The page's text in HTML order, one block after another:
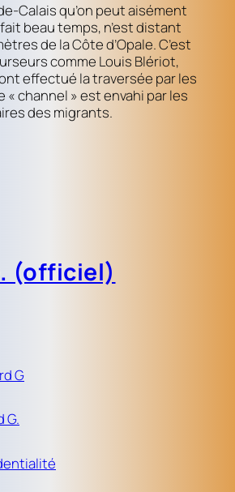
Calais qu’on peut aisément
beau temps, n’est distant
de la Côte d’Opale. C’est
comme Louis Blériot,
effectué la traversée par les
« channel » est envahi par les
des migrants.
(officiel)
G
G.